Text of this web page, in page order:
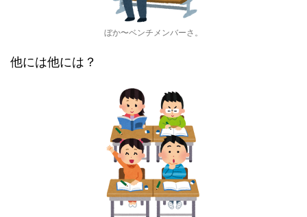
ぼか〜ベンチメンバーさ。
他には他には？